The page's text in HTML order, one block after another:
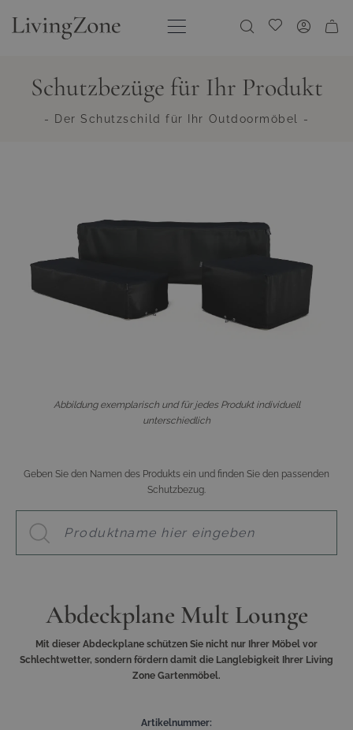
Meine Wunschliste
Schutzbezüge für Ihr Produkt
- Der Schutzschild für Ihr Outdoormöbel -
Abbildung exemplarisch und für jedes Produkt individuell
unterschiedlich
Geben Sie den Namen des Produkts ein und finden Sie den passenden
Schutzbezug.
Abdeckplane Mult Lounge
Mit dieser Abdeckplane schützen Sie nicht nur Ihrer Möbel vor
Schlechtwetter, sondern fördern damit die Langlebigkeit Ihrer Living
Zone Gartenmöbel.
Artikelnummer